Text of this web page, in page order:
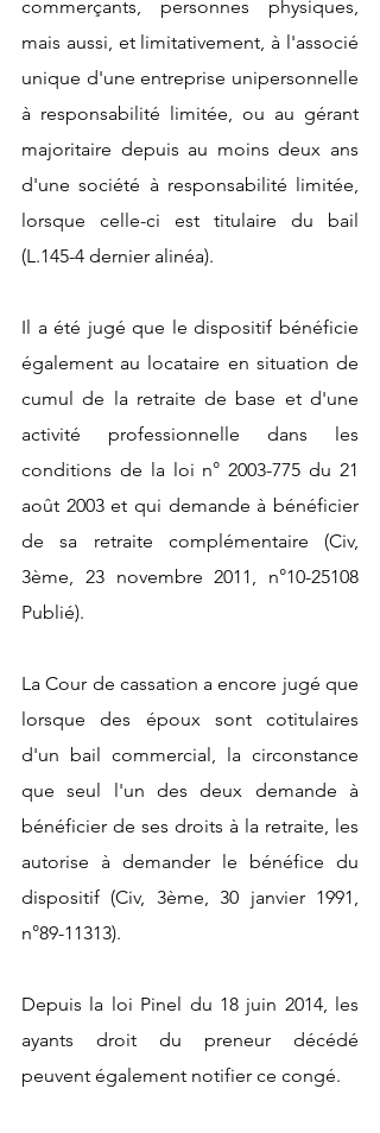
commerçants, personnes physiques,
mais aussi, et limitativement, à l'associé
unique d'une entreprise unipersonnelle
à responsabilité limitée, ou au gérant
majoritaire depuis au moins deux ans
d'une société à responsabilité limitée,
lorsque celle-ci est titulaire du bail
(L.145-4 dernier alinéa).
Il a été jugé que le dispositif bénéficie
également au locataire en situation de
cumul de la retraite de base et d'une
activité professionnelle dans les
conditions de la loi n° 2003-775 du 21
août 2003 et qui demande à bénéficier
de sa retraite complémentaire (Civ,
3ème, 23 novembre 2011, n°10-25108
Publié).
La Cour de cassation a encore jugé que
lorsque des époux sont cotitulaires
d'un bail commercial, la circonstance
que seul l'un des deux demande à
bénéficier de ses droits à la retraite, les
autorise à demander le bénéfice du
dispositif (Civ, 3ème, 30 janvier 1991,
n°89-11313).
Depuis la loi Pinel du 18 juin 2014, les
ayants droit du preneur décédé
peuvent également notifier ce congé.